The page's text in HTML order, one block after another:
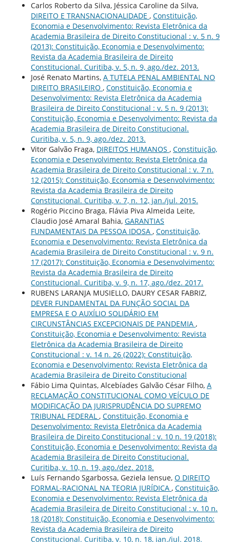
Carlos Roberto da Silva, Jéssica Caroline da Silva,
DIREITO E TRANSNACIONALIDADE , Constituição,
Economia e Desenvolvimento: Revista Eletrônica da
Academia Brasileira de Direito Constitucional : v. 5 n. 9
(2013): Constituição, Economia e Desenvolvimento:
Revista da Academia Brasileira de Direito
Constitucional. Curitiba, v. 5, n. 9, ago./dez. 2013.
José Renato Martins, A TUTELA PENAL AMBIENTAL NO
DIREITO BRASILEIRO , Constituição, Economia e
Desenvolvimento: Revista Eletrônica da Academia
Brasileira de Direito Constitucional : v. 5 n. 9 (2013):
Constituição, Economia e Desenvolvimento: Revista da
Academia Brasileira de Direito Constitucional.
Curitiba, v. 5, n. 9, ago./dez. 2013.
Vitor Galvão Fraga, DIREITOS HUMANOS , Constituição,
Economia e Desenvolvimento: Revista Eletrônica da
Academia Brasileira de Direito Constitucional : v. 7 n.
12 (2015): Constituição, Economia e Desenvolvimento:
Revista da Academia Brasileira de Direito
Constitucional. Curitiba, v. 7, n. 12, jan./jul. 2015.
Rogério Piccino Braga, Flávia Piva Almeida Leite,
Claudio José Amaral Bahia, GARANTIAS
FUNDAMENTAIS DA PESSOA IDOSA , Constituição,
Economia e Desenvolvimento: Revista Eletrônica da
Academia Brasileira de Direito Constitucional : v. 9 n.
17 (2017): Constituição, Economia e Desenvolvimento:
Revista da Academia Brasileira de Direito
Constitucional. Curitiba, v. 9, n. 17, ago./dez. 2017.
RUBENS LARANJA MUSIELLO, DAURY CESAR FABRIZ,
DEVER FUNDAMENTAL DA FUNÇÃO SOCIAL DA
EMPRESA E O AUXÍLIO SOLIDÁRIO EM
CIRCUNSTÂNCIAS EXCEPCIONAIS DE PANDEMIA ,
Constituição, Economia e Desenvolvimento: Revista
Eletrônica da Academia Brasileira de Direito
Constitucional : v. 14 n. 26 (2022): Constituição,
Economia e Desenvolvimento: Revista Eletrônica da
Academia Brasileira de Direito Constitucional
Fábio Lima Quintas, Alcebíades Galvão César Filho, A
RECLAMAÇÃO CONSTITUCIONAL COMO VEÍCULO DE
MODIFICAÇÃO DA JURISPRUDÊNCIA DO SUPREMO
TRIBUNAL FEDERAL , Constituição, Economia e
Desenvolvimento: Revista Eletrônica da Academia
Brasileira de Direito Constitucional : v. 10 n. 19 (2018):
Constituição, Economia e Desenvolvimento: Revista da
Academia Brasileira de Direito Constitucional.
Curitiba, v. 10, n. 19, ago./dez. 2018.
Luís Fernando Sgarbossa, Geziela Iensue, O DIREITO
FORMAL-RACIONAL NA TEORIA JURÍDICA , Constituição,
Economia e Desenvolvimento: Revista Eletrônica da
Academia Brasileira de Direito Constitucional : v. 10 n.
18 (2018): Constituição, Economia e Desenvolvimento:
Revista da Academia Brasileira de Direito
Constitucional. Curitiba, v. 10, n. 18, jan./jul. 2018.